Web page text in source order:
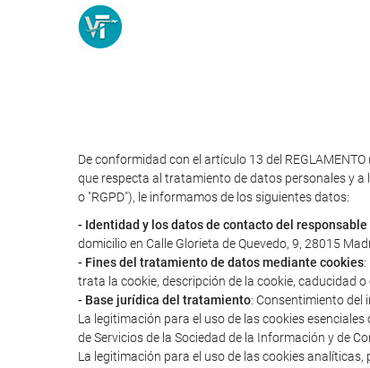
De conformidad con el artículo 13 del
que respecta al tratamiento de datos personales y
o "RGPD"), le informamos de los siguientes datos:
- Identidad y los datos de contacto del
domicilio en Calle Glorieta de Quevedo, 9, 28015
- Fines del tratamiento de datos mediante cookies
trata la cookie, descripción de la cookie, caducidad
- Base jurídica del tratamiento: Consentimiento del
La legitimación para el uso de las cookies
de Servicios de la Sociedad de la Información y de
La legitimación para el uso de las cookies